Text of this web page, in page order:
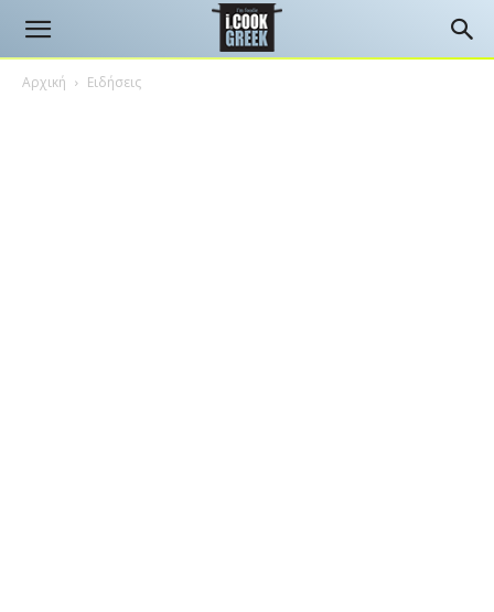
Αρχική Ειδήσεις